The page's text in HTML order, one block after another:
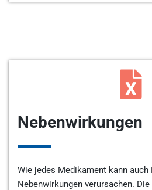
Nebenwirkungen
Wie jedes Medikament kann auch
Nebenwirkungen verursachen.